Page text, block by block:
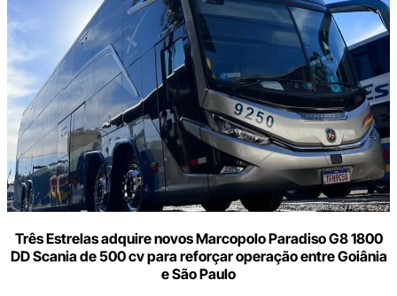
Três Estrelas adquire novos Marcopolo Paradiso G8 1800
DD Scania de 500 cv para reforçar operação entre Goiânia
e São Paulo
seu
mail